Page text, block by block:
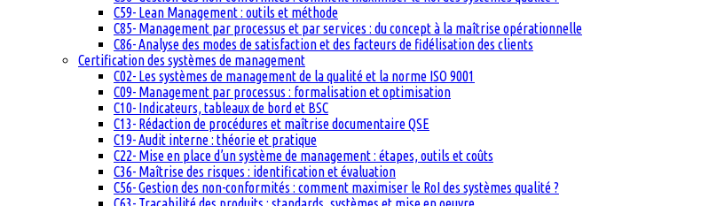
C59- Lean Management : outils et méthode
C85- Management par processus et par services : du concept à la maîtrise opérationnelle
C86- Analyse des modes de satisfaction et des facteurs de fidélisation des clients
Certification des systèmes de management
C02- Les systèmes de management de la qualité et la norme ISO 9001
C09- Management par processus : formalisation et optimisation
C10- Indicateurs, tableaux de bord et BSC
C13- Rédaction de procédures et maîtrise documentaire QSE
C19- Audit interne : théorie et pratique
C22- Mise en place d’un système de management : étapes, outils et coûts
C36- Maîtrise des risques : identification et évaluation
C56- Gestion des non-conformités : comment maximiser le RoI des systèmes qualité ?